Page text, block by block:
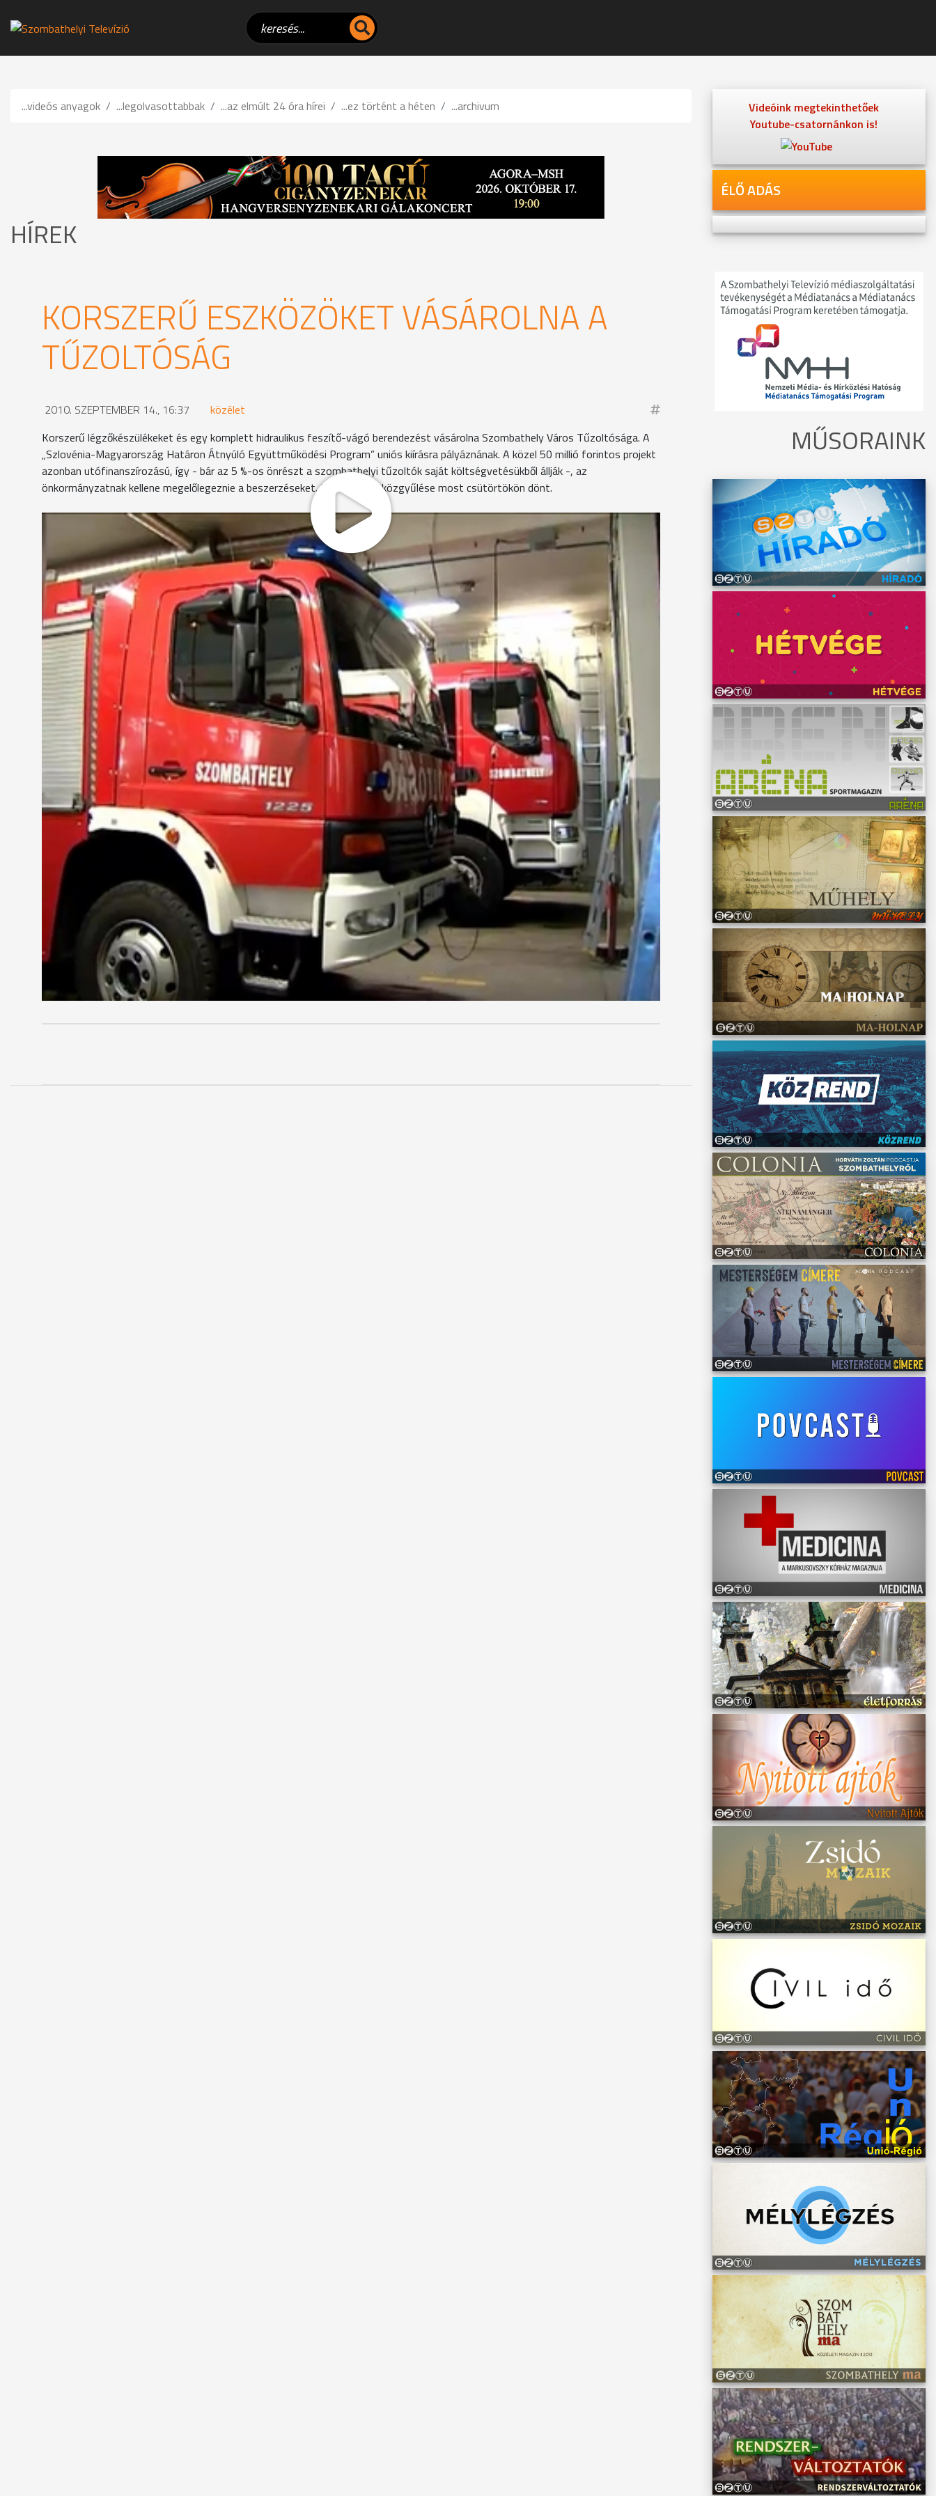
...videós anyagok ...legolvasottabbak ...az elmúlt 24 óra hírei ...ez történt a héten ...archivum
HÍREK
KORSZERŰ ESZKÖZÖKET VÁSÁROLNA A
TŰZOLTÓSÁG
2010. SZEPTEMBER 14., 16:37
közélet
Korszerű légzőkészülékeket és egy komplett hidraulikus feszítő-vágó berendezést vásárolna Szombathely Város Tűzoltósága. A
„Szlovénia-Magyarország Határon Átnyúló Együttműködési Program” uniós kiírásra pályáznának. A közel 50 millió forintos projekt
azonban utófinanszírozású, így - bár az 5 %-os önrészt a szombathelyi tűzoltók saját költségvetésükből állják -, az
önkormányzatnak kellene megelőlegeznie a beszerzéseket. Erről a város közgyűlése most csütörtökön dönt.
Korom sötét és sűrű füst - bár ezek a felvételek egy korábbi mentési gyakorlaton készültek, jól látszik, hogy tűz
esetén milyen körülmények között kell helyt állniuk a tűzoltóknak.
Most használt légzőkészülékeiken ez a külön felszerelt mozgásérzékelő jelzi, ha valami probléma miatt nem
mozdul viselője. Azt most a tűzoltónak kell észben tartania, hogy meddig elég a palackban a sűrített levegő. Az új
készülék ezt a fogyasztás alapján maga számolja majd ki.
Az uniós pályázat támogatásával olyan új, intelligens készülékeket akarnak vásárolni, ami nem csak a tűzoltóknak,
hanem a bevetés irányítóinak is szolgáltat adatokat.
Göncz Szabolcs - osztályvezető, Szombathely Város Tűzoltósága
"Légzőkészülékekből 12 darabra pályáztunk. Ezekre azért van szükség, mert sokkal korszerűbbek, mint a régi
készülékeink. A bevetett tűzoltók biztonságára sokkal nagyobb hangsúlyt lehet fektetni ezáltal."
A szombathelyi tűzoltókat évről évre egyre több balesethez riasztják. Minden gépkocsijukon van feszítő-vágó
berendezés, amivel a sérülteket ki tudják szabadítani a roncsokból. A korszerű autókat a gyártók viszont egyre
keményebb anyaggal merevítik.
A speciális műszaki mentő gépjármű feszítő-vágója jóval erősebb a többinél. Ha ez sem elég, akkor most még a
roncsvágót kénytelenek használni.
A szlovén tűzoltókkal közös határon átnyúló uniós pályázat beadási határideje szeptember 30. Ha nyer a program, a
szombathelyiek a támogatásból jövőre megvásárolhatják a mostani feszítő-vágónál háromszor erősebb új
berendezést, 2011-ben pedig az új légzőkészülékeket. A projekt harmadik évében pedig külföldi kollégáikkal közös
gyakorlatokat és képzéseket szerveznek.
MEGOSZTÁS
Videóink megtekinthetőek
Youtube-csatornánkon is!
ÉLŐ ADÁS
MŰSORAINK